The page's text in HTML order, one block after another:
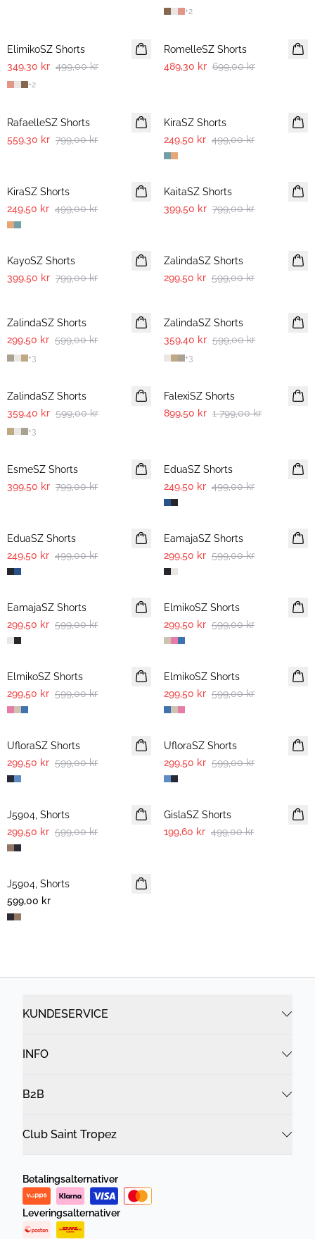
+2
ElimikoSZ Shorts
349,30 kr 499,00 kr
+2
RomelleSZ Shorts
489,30 kr 699,00 kr
RafaelleSZ Shorts
559,30 kr 799,00 kr
KiraSZ Shorts
249,50 kr 499,00 kr
KiraSZ Shorts
249,50 kr 499,00 kr
-50%
KaitaSZ Shorts
399,50 kr 799,00 kr
-50%
KayoSZ Shorts
399,50 kr 799,00 kr
ZalindaSZ Shorts
299,50 kr 599,00 kr
ZalindaSZ Shorts
299,50 kr 599,00 kr
+3
ZalindaSZ Shorts
359,40 kr 599,00 kr
+3
ZalindaSZ Shorts
359,40 kr 599,00 kr
+3
FalexiSZ Shorts
899,50 kr 1 799,00 kr
EsmeSZ Shorts
399,50 kr 799,00 kr
EduaSZ Shorts
249,50 kr 499,00 kr
EduaSZ Shorts
249,50 kr 499,00 kr
-50%
EamajaSZ Shorts
299,50 kr 599,00 kr
-50%
EamajaSZ Shorts
299,50 kr 599,00 kr
-50%
ElmikoSZ Shorts
299,50 kr 599,00 kr
-50%
ElmikoSZ Shorts
299,50 kr 599,00 kr
-50%
ElmikoSZ Shorts
299,50 kr 599,00 kr
-50%
UfloraSZ Shorts
299,50 kr 599,00 kr
-50%
UfloraSZ Shorts
299,50 kr 599,00 kr
-50%
J5904, Shorts
299,50 kr 599,00 kr
-60%
GislaSZ Shorts
199,60 kr 499,00 kr
J5904, Shorts
599,00 kr
KUNDESERVICE
INFO
B2B
Club Saint Tropez
Betalingsalternativer
Leveringsalternativer